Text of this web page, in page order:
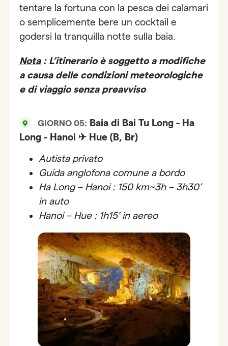
tentare la fortuna con la pesca dei calamari
o semplicemente bere un cocktail e
godersi la tranquilla notte sulla baia.
Nota: L’itinerario è soggetto a modifiche
a causa delle condizioni meteorologiche
e di viaggio senza preavviso
GIORNO 05: Baia di Bai Tu Long - Ha
Long - Hanoi ✈ Hue (B, Br)
Autista privato
Guida anglofona comune a bordo
Ha Long – Hanoi : 150 km~3h – 3h30’
in auto
Hanoi – Hue : 1h15’ in aereo